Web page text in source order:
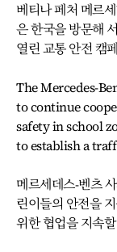
베티나 페처 메르
은 한국을 방문해
열린 교통 안전 캠
The Mercedes-
to continue
safety in school
to establish a
메르세데스-벤츠
린이들의 안전을
위한 협업을 지속